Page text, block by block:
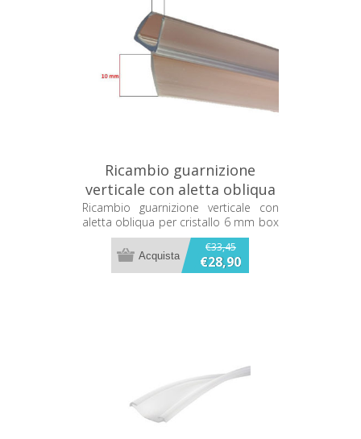
Ricambio guarnizione
verticale con aletta obliqua
per cristallo 6 mm box
doccia 2B MZT990/1
Ricambio guarnizione verticale con
aletta obliqua per cristallo 6 mm box
doccia 2B MZT990/1
€33,45
€28,90